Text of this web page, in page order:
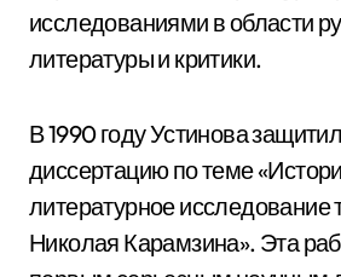
исследованиями в области
литературы и критики.
В 1990 году Устинова
диссертацию по теме
литературное исследование
Николая Карамзина». Эта